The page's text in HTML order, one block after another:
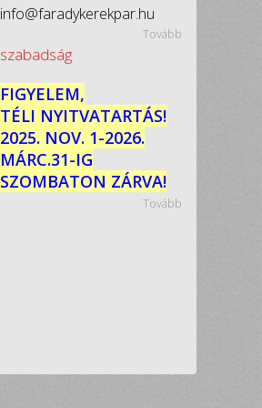
info@faradykerekpar.hu
Tovább
szabadság
FIGYELEM,
TÉLI NYITVATARTÁS!
2025. NOV. 1-2026.
MÁRC.31-IG
SZOMBATON ZÁRVA!
Tovább